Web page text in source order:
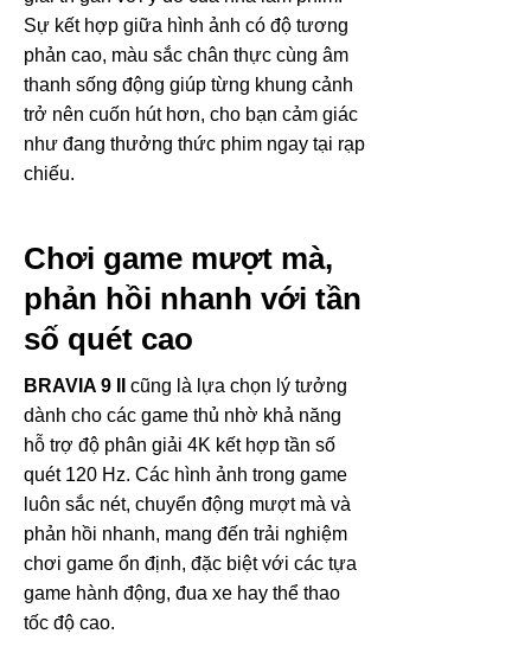
Sự kết hợp giữa hình ảnh có độ tương
phản cao, màu sắc chân thực cùng âm
thanh sống động giúp từng khung cảnh
trở nên cuốn hút hơn, cho bạn cảm giác
như đang thưởng thức phim ngay tại rạp
chiếu.
Chơi game mượt mà,
phản hồi nhanh với tần
số quét cao
BRAVIA 9 II
cũng là lựa chọn lý tưởng
dành cho các game thủ nhờ khả năng
hỗ trợ độ phân giải 4K kết hợp tần số
quét 120 Hz. Các hình ảnh trong game
luôn sắc nét, chuyển động mượt mà và
phản hồi nhanh, mang đến trải nghiệm
chơi game ổn định, đặc biệt với các tựa
game hành động, đua xe hay thể thao
tốc độ cao.